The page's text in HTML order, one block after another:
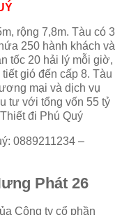
rộng 7,8m. Tàu có 3
250 hành khách và
tốc 20 hải lý mỗi giờ,
gió đến cấp 8. Tàu
mại và dịch vụ
tư với tổng vốn 55 tỷ
đi Phú Quý
0889211234 –
Phát 26
Công ty cổ phần